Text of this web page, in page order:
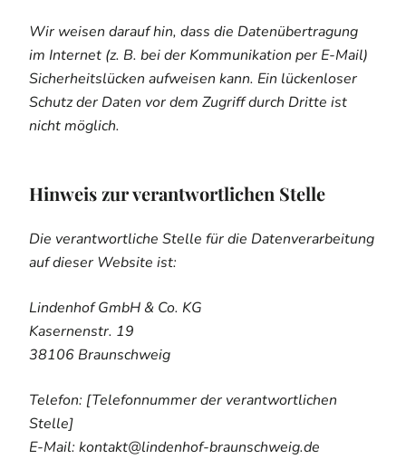
Wir weisen darauf hin, dass die Datenübertragung
im Internet (z. B. bei der Kommunikation per E-Mail)
Sicherheitslücken aufweisen kann. Ein lückenloser
Schutz der Daten vor dem Zugriff durch Dritte ist
nicht möglich.
Hinweis zur verantwortlichen Stelle
Die verantwortliche Stelle für die Datenverarbeitung
auf dieser Website ist:
Lindenhof GmbH & Co. KG
Kasernenstr. 19
38106 Braunschweig
Telefon: [Telefonnummer der verantwortlichen
Stelle]
E-Mail: kontakt@lindenhof-braunschweig.de